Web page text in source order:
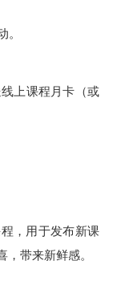
。
上课程月卡（或
，用于发布新课
带来新鲜感。